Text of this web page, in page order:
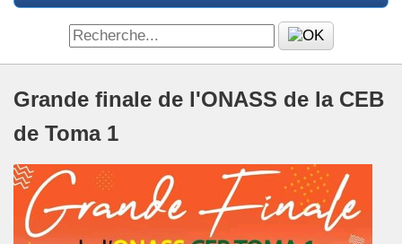
Grande finale de l'ONASS de la CEB
de Toma 1